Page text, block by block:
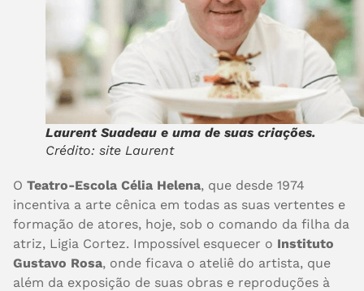
Laurent Suadeau e uma de suas criações.
Crédito: site Laurent
O Teatro-Escola Célia Helena, que desde 1974
incentiva a arte cênica em todas as suas vertentes e
formação de atores, hoje, sob o comando da filha da
atriz, Ligia Cortez. Impossível esquecer o Instituto
Gustavo Rosa, onde ficava o ateliê do artista, que
além da exposição de suas obras e reproduções à